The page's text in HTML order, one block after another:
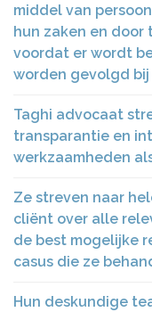
middel van
hun zaken en door
voordat er wordt
worden gevolgd
Taghi advocaat
transparantie en
werkzaamheden
Ze streven naar
cliënt over alle
de best mogelijke
casus die ze
Hun deskundige